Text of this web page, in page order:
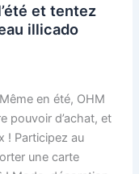
et tentez
illicado
en été, OHM
pouvoir d’achat, et
! Participez au
une carte